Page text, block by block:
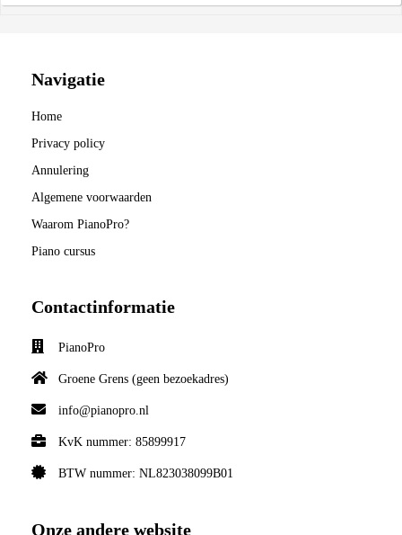
Navigatie
Home
Privacy policy
Annulering
Algemene voorwaarden
Waarom PianoPro?
Piano cursus
Contactinformatie
PianoPro
Groene Grens (geen bezoekadres)
info@pianopro.nl
KvK nummer: 85899917
BTW nummer: NL823038099B01
Onze andere website